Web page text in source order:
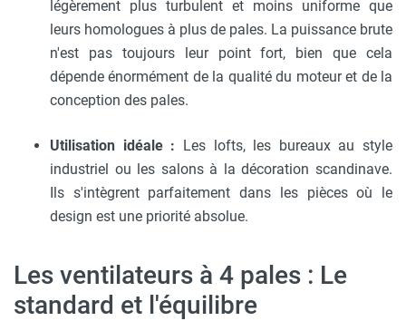
légèrement plus turbulent et moins uniforme que
leurs homologues à plus de pales. La puissance brute
n'est pas toujours leur point fort, bien que cela
dépende énormément de la qualité du moteur et de la
conception des pales.
Utilisation idéale : Les lofts, les bureaux au style
industriel ou les salons à la décoration scandinave.
Ils s'intègrent parfaitement dans les pièces où le
design est une priorité absolue.
Les ventilateurs à 4 pales : Le
standard et l'équilibre